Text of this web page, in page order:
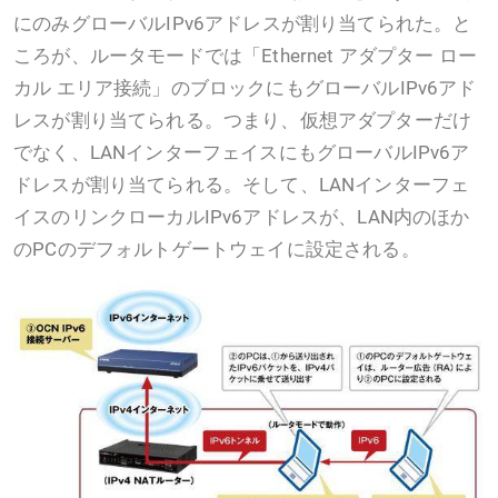
にのみグローバルIPv6アドレスが割り当てられた。と
ころが、ルータモードでは「Ethernet アダプター ロー
カル エリア接続」のブロックにもグローバルIPv6アド
レスが割り当てられる。つまり、仮想アダプターだけ
でなく、LANインターフェイスにもグローバルIPv6ア
ドレスが割り当てられる。そして、LANインターフェ
イスのリンクローカルIPv6アドレスが、LAN内のほか
のPCのデフォルトゲートウェイに設定される。